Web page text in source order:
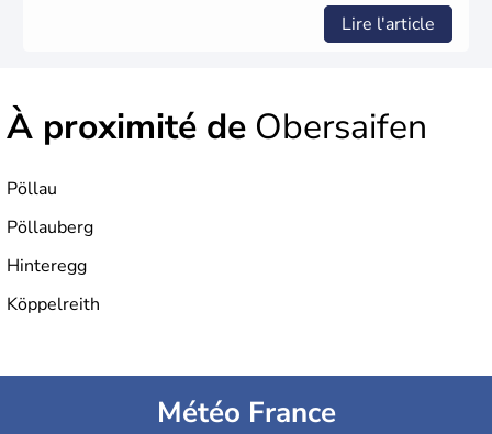
Lire l'article
À proximité de Obersaifen
Pöllau
Pöllauberg
Hinteregg
Köppelreith
Météo France